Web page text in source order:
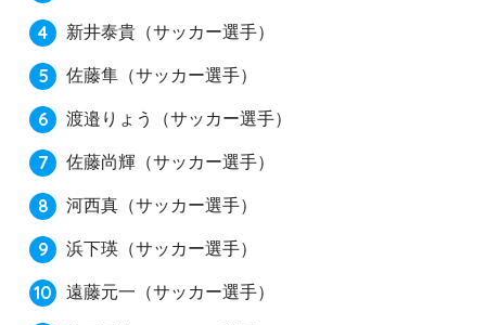
新井泰貴（サッカー選手）
佐藤隼（サッカー選手）
渡邉りょう（サッカー選手）
佐藤尚輝（サッカー選手）
河西真（サッカー選手）
浜下瑛（サッカー選手）
遠藤元一（サッカー選手）